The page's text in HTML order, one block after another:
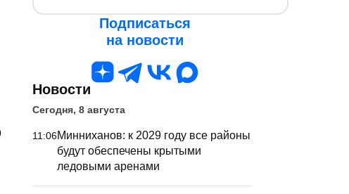
Подписаться
на новости
Новости
Сегодня, 8 августа
11:06Минниханов: к 2029 году все районы
будут обеспечены крытыми
ледовыми аренами